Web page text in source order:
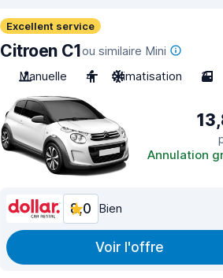
Excellent service
Citroen C1ou similaire Mini
Manuelle
4 Climatisation 3
Annulation
8,0 Bien
Voir l'offre